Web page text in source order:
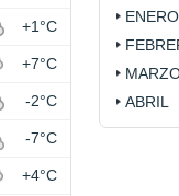
ENERO
ABRIL
+1°C
+7°C
-2°C
-7°C
+4°C